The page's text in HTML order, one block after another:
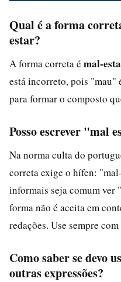
Qual é a forma
estar?
A forma correta é mal-
está incorreto, pois "mau"
para formar o composto
Posso escrever "mal
Na norma culta do
correta exige o hífen:
informais seja comum ver
forma não é aceita em
redações. Use sempre
Como saber se devo
outras expressões?